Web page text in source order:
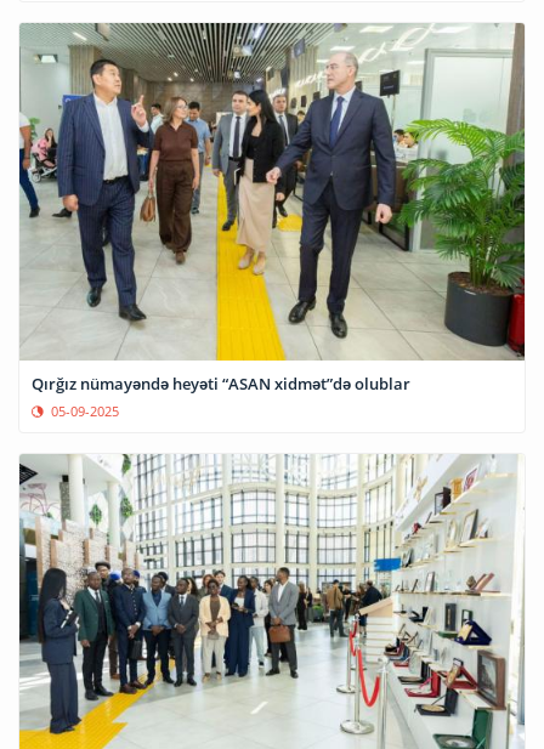
Qırğız nümayəndə heyəti “ASAN xidmət”də olublar
05-09-2025